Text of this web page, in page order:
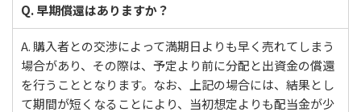
Q. 早期償還はありますか？
A. 購入者との交渉によって満期日よりも早く売れてしまう
場合があり、その際は、予定より前に分配と出資金の償還
を行うこととなります。なお、上記の場合には、結果とし
て期間が短くなることにより、当初想定よりも配当金が少